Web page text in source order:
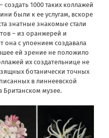
1000 таких коллажей
были к ее услугам, вскоре
знатные знакомые стали
– из оранжерей и
она с упоением создавала
ей зрение не положило
их создательнице не
ботанически точных
в линнеевской
Британском музее.